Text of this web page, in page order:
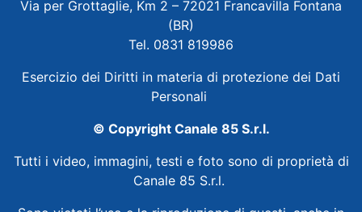
Via per Grottaglie, Km 2 – 72021 Francavilla Fontana
(BR)
Tel. 0831 819986
Esercizio dei Diritti in materia di protezione dei Dati
Personali
© Copyright Canale 85 S.r.l.
Tutti i video, immagini, testi e foto sono di proprietà di
Canale 85 S.r.l.